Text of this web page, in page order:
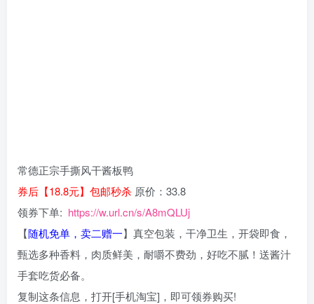
常德正宗手撕风干酱板鸭
券后【18.8元】包邮秒杀 原价：33.8
领券下单: https://w.url.cn/s/A8mQLUj
【随机免单，卖二赠一】真空包装，干净卫生，开袋即食，
甄选多种香料，肉质鲜美，耐嚼不费劲，好吃不腻！送酱汁
手套吃货必备。
复制这条信息，打开[手机淘宝]，即可领券购买!